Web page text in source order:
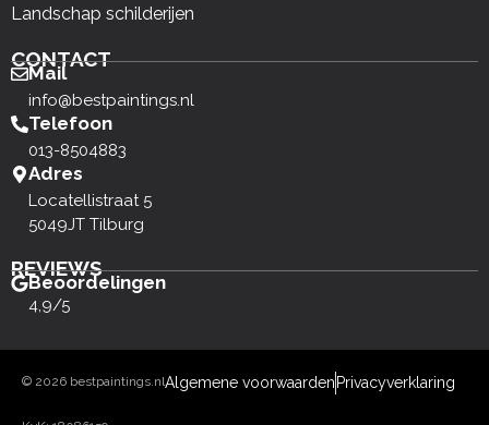
Landschap schilderijen
CONTACT
Mail
info@bestpaintings.nl
Telefoon
013-8504883
Adres
Locatellistraat 5
5049JT Tilburg
REVIEWS
Beoordelingen
4,9/5
© 2026 bestpaintings.nlAlgemene voorwaarden Privacyverklaring